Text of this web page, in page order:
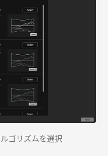
ゴリズムを選択